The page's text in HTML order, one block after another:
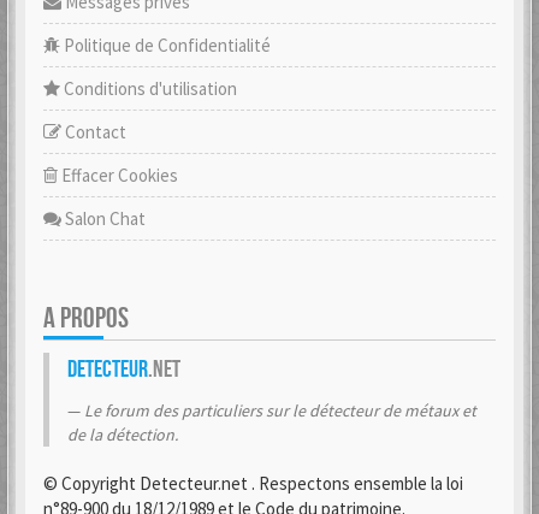
Politique de Confidentialité
Conditions d'utilisation
Contact
Effacer Cookies
Salon Chat
A PROPOS
Detecteur.net
Le forum des particuliers sur le détecteur de métaux et
de la détection.
© Copyright Detecteur.net . Respectons ensemble la loi
n°89-900 du 18/12/1989 et le Code du patrimoine.